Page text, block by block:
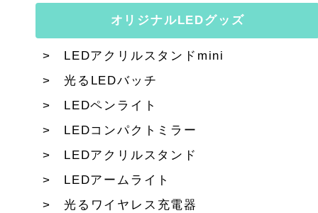
オリジナルLEDグッズ
LEDアクリルスタンドmini
光るLEDバッチ
LEDペンライト
LEDコンパクトミラー
LEDアクリルスタンド
LEDアームライト
光るワイヤレス充電器